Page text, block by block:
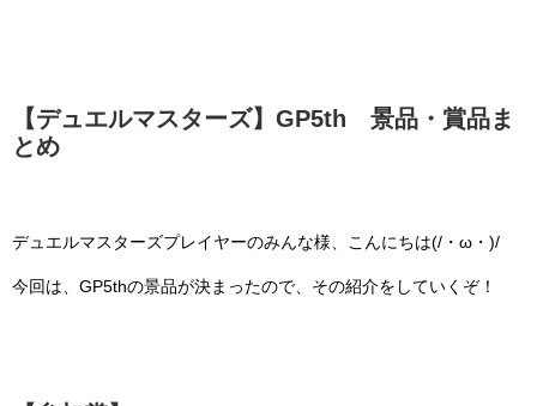
【デュエルマスターズ】GP5th 景品・賞品ま
とめ
デュエルマスターズプレイヤーのみんな様、こんにちは(/・ω・)/
今回は、GP5thの景品が決まったので、その紹介をしていくぞ！